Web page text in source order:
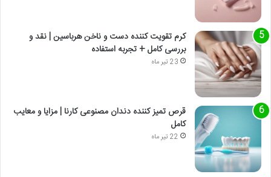
کرم تقویت کننده دست و ناخن هرباسین | نقد و
بررسی کامل + تجربه استفاده
23 تیر ماه
قرص تمیز کننده دندان مصنوعی کارنا | مزایا و معایب
کامل
22 تیر ماه